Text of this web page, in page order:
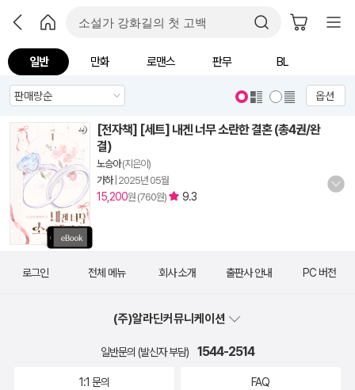
일반 만화 로맨스 판무 BL
옵션
[전자책] [세트] 내겐 너무 소란한 결혼 (총4권/완
결)
노승아(지은이)
가하| 2025년 05월
15,200원 (760원) 9.3
로그인 전체 메뉴 회사 소개 출판사 안내 PC 버전
(주)알라딘커뮤니케이션
일반문의 (발신자 부담) 1544-2514
1:1 문의 FAQ